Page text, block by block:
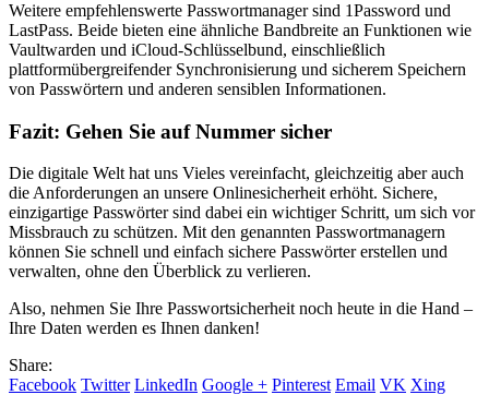
Weitere empfehlenswerte Passwortmanager sind 1Password und
LastPass. Beide bieten eine ähnliche Bandbreite an Funktionen wie
Vaultwarden und iCloud-Schlüsselbund, einschließlich
plattformübergreifender Synchronisierung und sicherem Speichern
von Passwörtern und anderen sensiblen Informationen.
Fazit: Gehen Sie auf Nummer sicher
Die digitale Welt hat uns Vieles vereinfacht, gleichzeitig aber auch
die Anforderungen an unsere Onlinesicherheit erhöht. Sichere,
einzigartige Passwörter sind dabei ein wichtiger Schritt, um sich vor
Missbrauch zu schützen. Mit den genannten Passwortmanagern
können Sie schnell und einfach sichere Passwörter erstellen und
verwalten, ohne den Überblick zu verlieren.
Also, nehmen Sie Ihre Passwortsicherheit noch heute in die Hand –
Ihre Daten werden es Ihnen danken!
Share:
Facebook Twitter LinkedIn Google + Pinterest Email VK Xing